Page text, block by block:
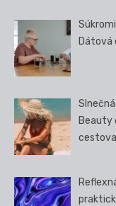
Dátová
Beauty